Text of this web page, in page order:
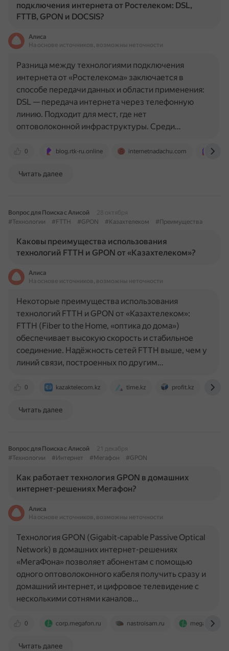
подключения интернета от Ростелеком: DSL,
FTTB, GPON и DOCSIS?
Алиса
На основе источников, возможны неточности
0 blog.rtk-ru.online internetnadachu.com rt-
Разница между технологиями подключения
интернета от «Ростелекома» заключается в
способе передачи данных и области применения:
DSL — передача интернета через телефонную
линию. Подходит для мест, где нет
оптоволоконной инфраструктуры. Среди…
Читать далее
Вопрос для Поиска с Алисой
28 октября
#Технологии
#FTTH #GPON #Казахтелеком #Преимущества
Каковы преимущества использования
технологий FTTH и GPON от «Казахтелеком»?
Алиса
На основе источников, возможны неточности
0 kazaktelecom.kz time.kz profit.kz
Некоторые преимущества использования
технологий FTTH и GPON от «Казахтелеком»:
FTTH (Fiber to the Home, «оптика до дома»)
обеспечивает высокую скорость и стабильное
соединение. Надёжность сетей FTTH выше, чем у
линий связи, построенных по другим…
Читать далее
Вопрос для Поиска с Алисой
21 декабря
#Технологии
#Интернет #Мегафон #GPON
Как работает технология GPON в домашних
интернет-решениях Мегафон?
Алиса
На основе источников, возможны неточности
0 corp.megafon.ru nastroisam.ru megafona.ru
Технология GPON (Gigabit‑capable Passive Optical
Network) в домашних интернет-решениях
«МегаФона» позволяет абонентам с помощью
одного оптоволоконного кабеля получить сразу и
домашний интернет, и цифровое телевидение с
несколькими сотнями каналов…
Читать далее